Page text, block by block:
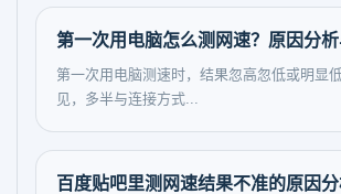
第一次用电脑怎么测网速？原因分
第一次用电脑测速时，结果忽高忽低或明显
见，多半与连接方式...
百度贴吧里测网速结果不准的原因